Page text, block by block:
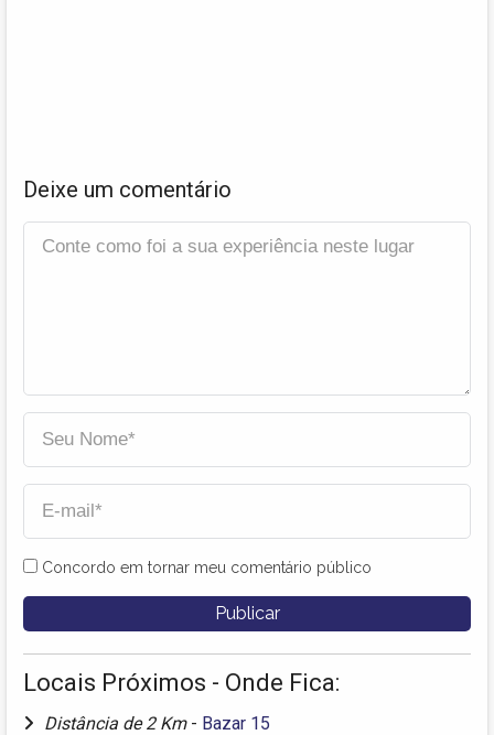
Deixe um comentário
Concordo em tornar meu comentário público
Locais Próximos - Onde Fica:
Distância de 2 Km - Bazar 15